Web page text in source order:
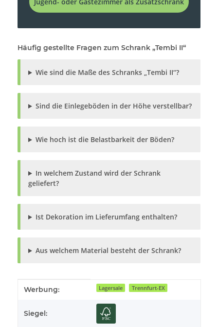
Häufig gestellte Fragen zum Schrank „Tembi II“
Wie sind die Maße des Schranks „Tembi II“?
Sind die Einlegeböden in der Höhe verstellbar?
Wie hoch ist die Belastbarkeit der Böden?
In welchem Zustand wird der Schrank
geliefert?
Ist Dekoration im Lieferumfang enthalten?
Aus welchem Material besteht der Schrank?
Produkteigenschaft
Wert
Werbung: Lagersale Trennfurt-EX
Siegel: